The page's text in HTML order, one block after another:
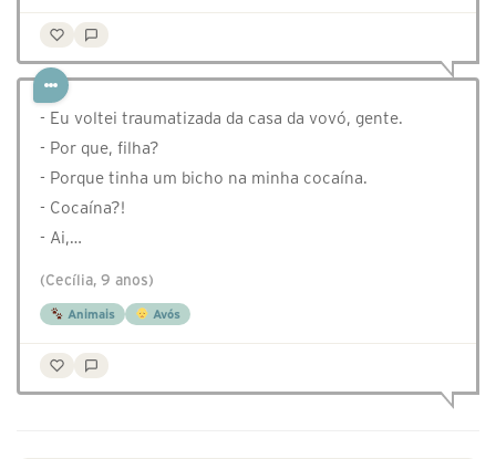
- Eu voltei traumatizada da casa da vovó, gente.
- ⁠Por que, filha?
- ⁠Porque tinha um bicho na minha cocaína.
- ⁠Cocaína?!
- ⁠Ai,…
(Cecília, 9 anos)
Animais Avós